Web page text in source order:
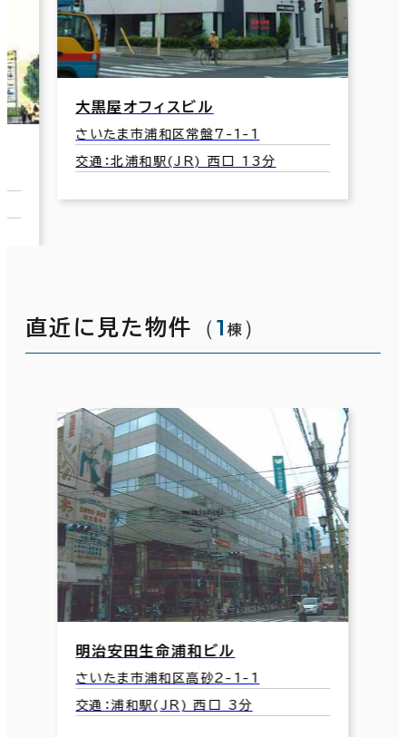
直近に見た物件 （1 棟 ）
明治安田生命浦和ビル
さいたま市浦和区高砂2-1-1
交通：浦和駅(JR) 西口 3分